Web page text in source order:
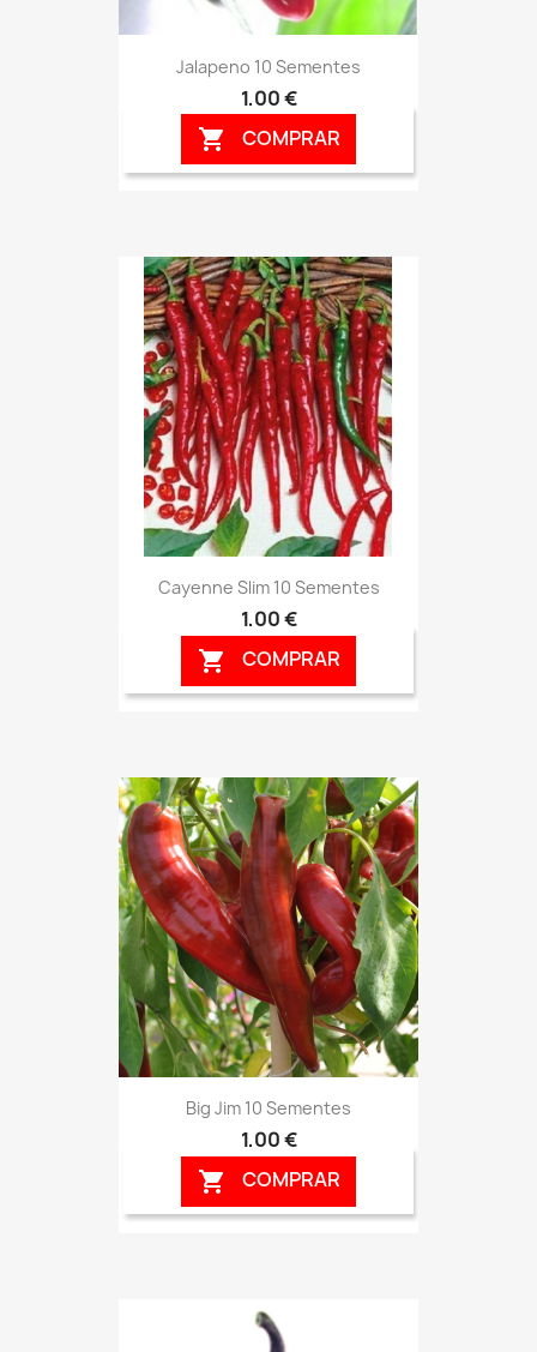
Jalapeno 10 Sementes
1,00 €
 COMPRAR
Cayenne Slim 10 Sementes
1,00 €
 COMPRAR
Big Jim 10 Sementes
1,00 €
 COMPRAR